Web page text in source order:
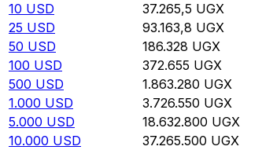
10 USD 37.265,5 UGX
25 USD 93.163,8 UGX
50 USD 186.328 UGX
100 USD 372.655 UGX
500 USD 1.863.280 UGX
1.000 USD 3.726.550 UGX
5.000 USD 18.632.800 UGX
10.000 USD 37.265.500 UGX